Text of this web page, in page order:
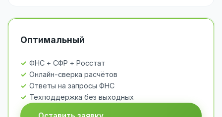
Оптимальный
ФНС + СФР + Росстат
Онлайн-сверка расчётов
Ответы на запросы ФНС
Техподдержка без выходных